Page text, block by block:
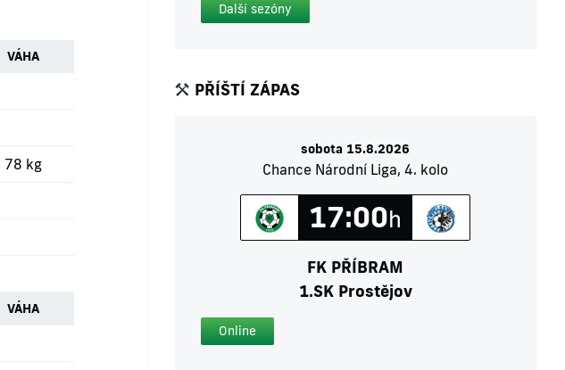
VÁHA
78 kg
VÁHA
Další sezóny
PŘÍŠTÍ ZÁPAS
sobota 15.8.2026
Chance Národní Liga, 4. kolo
17:00h
FK PŘÍBRAM
1.SK Prostějov
Online